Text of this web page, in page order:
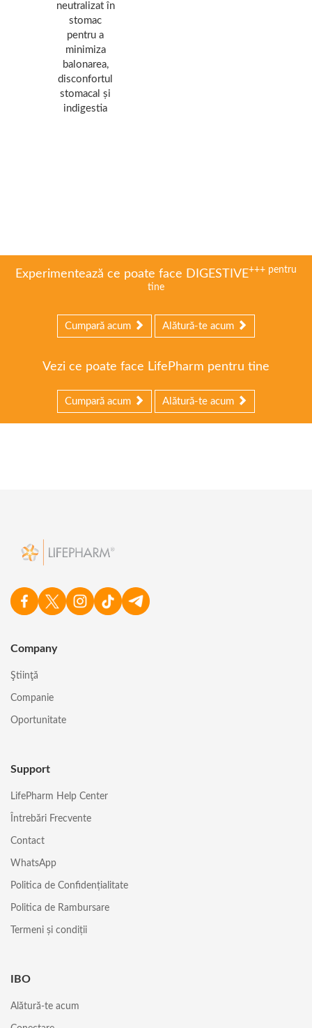
neutralizat în
stomac
pentru a
minimiza
balonarea,
disconfortul
stomacal și
indigestia
Experimentează ce poate face DIGESTIVE+++ pentru
tine
Cumpară acum Alătură-te acum
Vezi ce poate face LifePharm pentru tine
Cumpară acum Alătură-te acum
Company
Ştiinţă
Companie
Oportunitate
Support
LifePharm Help Center
Întrebări Frecvente
Contact
WhatsApp
Politica de Confidențialitate
Politica de Rambursare
Termeni și condiții
IBO
Alătură-te acum